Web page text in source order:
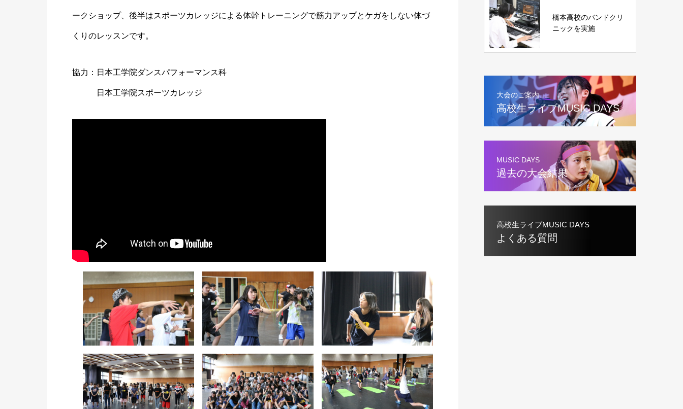
ークショップ、後半はスポーツカレッジによる体幹トレーニングで筋力アップとケガをしない体づ
くりのレッスンです。
協力：日本工学院ダンスパフォーマンス科
日本工学院スポーツカレッジ
橋本高校のバンドクリ
ニックを実施
大会のご案内
高校生ライブMUSIC DAYS
MUSIC DAYS
過去の大会結果
高校生ライブMUSIC DAYS
よくある質問